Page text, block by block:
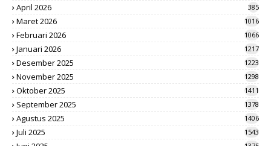
April 2026 385
Maret 2026 1016
Februari 2026 1066
Januari 2026 1217
Desember 2025 1223
November 2025 1298
Oktober 2025 1411
September 2025 1378
Agustus 2025 1406
Juli 2025 1543